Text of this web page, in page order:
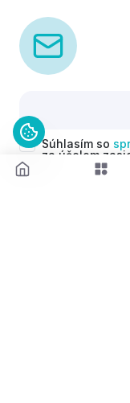
Súhlasím so
za účelom
(newsletterov)
Nariadenia